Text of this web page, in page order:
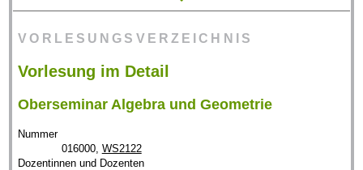
VORLESUNGSVERZEICHNIS
Vorlesung im Detail
Oberseminar Algebra und Geometrie
Nummer
016000, WS2122
Dozentinnen und Dozenten